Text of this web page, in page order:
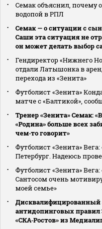
Семак объяснил, почему
водопой в РПЛ
Семак — о ситуации с
Саши эта ситуация не
он может делать выбор
Гендиректор «Нижнего
отдали Латышонка в
перехода из «Зенита»
Футболист «Зенита»
матче с «Балтикой»,
Тренер «Зенита» Семак:
«Родина» больше всех
чем‑то говорит»
Футболист «Зенита»
Петербург. Надеюсь
Футболист «Зенита»
Сантосом очень
моей семье»
Дисквалифицированный
антидопинговых
«СКА‑Ростов» из